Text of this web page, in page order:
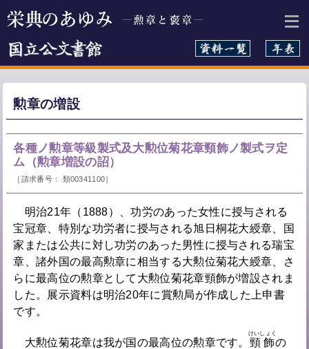
勲章の増設
各種ノ勲章等級製式及大勲位菊花章頸飾ノ製式ヲ定
ム（勲章増設の詔）
［請求番号： 類00341100］
明治21年（1888）、功労のあった女性に授与される
宝冠章、特別な功労者に授与される旭日桐花大綬章、国
家または公共に対し功労のあった男性に授与される瑞宝
章、諸外国の最高勲章に相当する大勲位菊花大綬章、さ
らに最高位の勲章として大勲位菊花章頸飾が増設されま
した。展示資料は明治20年に賞勲局が作成した上申書
です。
大勲位菊花章は我が国の最高位の勲章です。 頸飾
けいしょく
の